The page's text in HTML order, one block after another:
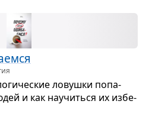
ловушки попа­
и как научиться их избе­